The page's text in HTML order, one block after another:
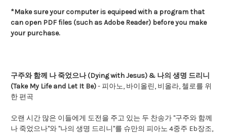
*Make sure your computer is equipeed with a program that
can open PDF files (such as Adobe Reader) before you make
your purchase.
구주와 함께 나 죽었으나 (Dying with Jesus) & 나의 생명 드리니
(Take My Life and Let It Be)- 피아노, 바이올린, 비올라, 첼로를 위
한 편곡
오랜 시간 많은 이들에게 도전을 주고 있는 두 찬송가 "구주와 함께
나 죽었으나"와 "나의 생명 드리니"를 슈만의 피아노 4중주 Eb장조,